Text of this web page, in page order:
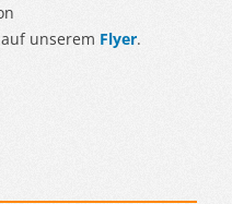
unserem Flyer.